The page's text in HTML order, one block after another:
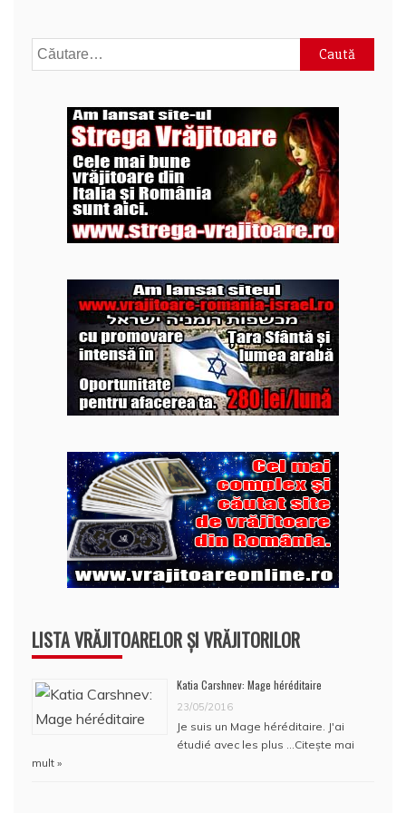
Caută
după:
LISTA VRĂJITOARELOR ȘI VRĂJITORILOR
Katia Carshnev: Mage héréditaire
23/05/2016
Je suis un Mage héréditaire. J'ai
étudié avec les plus …Citește mai
mult »